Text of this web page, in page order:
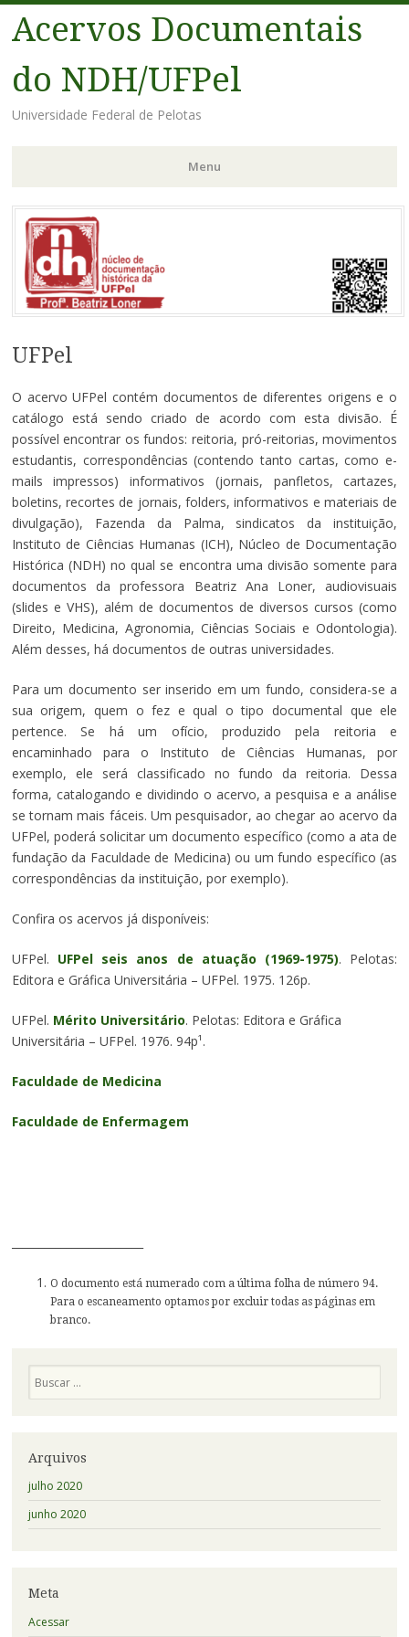
Acervos Documentais
do NDH/UFPel
Universidade Federal de Pelotas
Menu
Pular
para
conteúdo
UFPel
O acervo UFPel contém documentos de diferentes origens e o
catálogo está sendo criado de acordo com esta divisão. É
possível encontrar os fundos: reitoria, pró-reitorias, movimentos
estudantis, correspondências (contendo tanto cartas, como e-
mails impressos) informativos (jornais, panfletos, cartazes,
boletins, recortes de jornais, folders, informativos e materiais de
divulgação), Fazenda da Palma, sindicatos da instituição,
Instituto de Ciências Humanas (ICH), Núcleo de Documentação
Histórica (NDH) no qual se encontra uma divisão somente para
documentos da professora Beatriz Ana Loner, audiovisuais
(slides e VHS), além de documentos de diversos cursos (como
Direito, Medicina, Agronomia, Ciências Sociais e Odontologia).
Além desses, há documentos de outras universidades.
Para um documento ser inserido em um fundo, considera-se a
sua origem, quem o fez e qual o tipo documental que ele
pertence. Se há um ofício, produzido pela reitoria e
encaminhado para o Instituto de Ciências Humanas, por
exemplo, ele será classificado no fundo da reitoria. Dessa
forma, catalogando e dividindo o acervo, a pesquisa e a análise
se tornam mais fáceis. Um pesquisador, ao chegar ao acervo da
UFPel, poderá solicitar um documento específico (como a ata de
fundação da Faculdade de Medicina) ou um fundo específico (as
correspondências da instituição, por exemplo).
Confira os acervos já disponíveis:
UFPel. UFPel seis anos de atuação (1969-1975). Pelotas:
Editora e Gráfica Universitária – UFPel. 1975. 126p.
UFPel. Mérito Universitário. Pelotas: Editora e Gráfica
Universitária – UFPel. 1976. 94p¹.
Faculdade de Medicina
Faculdade de Enfermagem
O documento está numerado com a última folha de número 94.
Para o escaneamento optamos por excluir todas as páginas em
branco.
Arquivos
julho 2020
junho 2020
Meta
Acessar